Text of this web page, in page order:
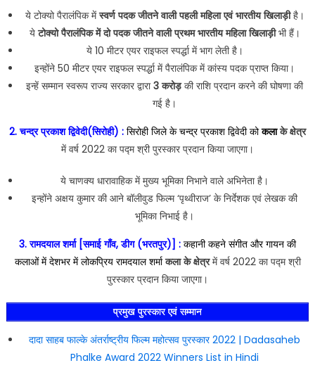
ये टोक्यो पैरालंपिक मेंस्वर्ण पदक जीतने वाली पहली महिला एवं भारतीय खिलाड़ीहै।
येटोक्यो पैरालंपिक में दो पदक जीतने वाली प्रथम भारतीय महिला खिलाड़ीभी हैं।
ये 10 मीटर एयर राइफल स्पर्द्धा में भाग लेती है।
इन्होंने 50 मीटर एयर राइफल स्पर्द्धा में पैरालंपिक में कांस्य पदक प्राप्त किया।
इन्हें सम्मान स्वरूप राज्य सरकार द्वारा3 करोड़की राशि प्रदान करने की घोषणा की
गई है।
2. चन्द्र प्रकाश द्विवेदी(सिरोही) : सिरोही जिले के चन्द्र प्रकाश द्विवेदी कोकलाके क्षेत्र
में वर्ष 2022 का पद्म श्री पुरस्कार प्रदान किया जाएगा।
ये चाणक्य धारावाहिक में मुख्य भूमिका निभाने वाले अभिनेता है।
इन्होंने अक्षय कुमार की आने बॉलीवुड फिल्म ‘पृथ्वीराज’ के निर्देशक एवं लेखक की
भूमिका निभाई है।
3. रामदयाल शर्मा [समाई गाँव, डीग (भरतपुर)] : कहानी कहने संगीत और गायन की
कलाओं में देशभर में लोकप्रिय रामदयाल शर्माकला के क्षेत्रमें वर्ष 2022 का पद्म श्री
पुरस्कार प्रदान किया जाएगा।
प्रमुख पुरस्कार एवं सम्मान
दादा साहब फाल्के अंतर्राष्ट्रीय फिल्म महोत्सव पुरस्कार 2022 | Dadasaheb
Phalke Award 2022 Winners List in Hindi